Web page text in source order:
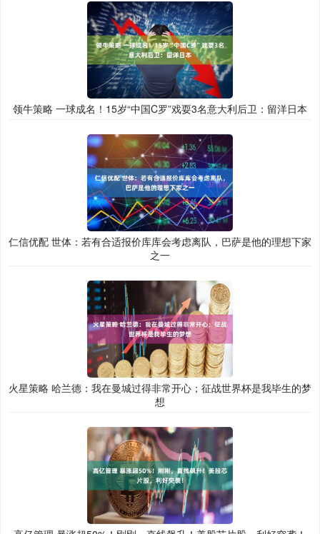
领牛策略 一球成名！15岁“中国C罗”戏耍3名意大利后卫：留洋日本
仁信优配 世体：若有合适报价库库会考虑离队，巴萨是他的理想下家
之一
火星策略 哈兰德：我在曼城过得非常开心；征战世界杯是我毕生的梦
想